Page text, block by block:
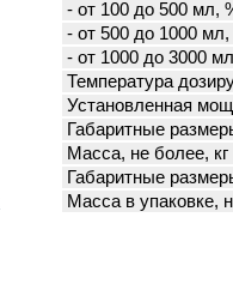
- от 100 до 500 мл,
- от 500 до 1000 мл,
- от 1000 до 3000
Температура
Установленная
Габаритные
Масса, не более, кг
Габаритные
Масса в упаковке,